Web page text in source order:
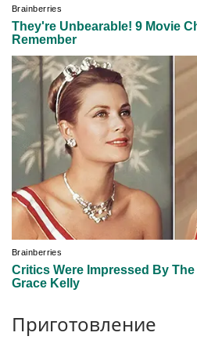
Приготовление